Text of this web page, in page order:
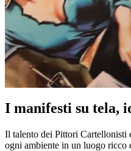
Pause
I manifesti su tela,
Il talento dei Pittori Cartellonisti
ogni ambiente in un luogo ricco